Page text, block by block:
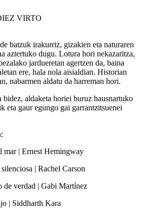
VIRTO
batzuk irakurriz, gizakien eta naturaren
aztertuko dugu. Lotura hori nekazaritza,
jardueretan agertzen da, baina
ere, hala nola aisialdian. Historian
nabarmen aldatu da harreman hori.
bidez, aldaketa horiei buruz hausnartuko
eta gaur egungo gai garrantzitsuenei
mar| Ernest Hemingway
| Rachel Carson
de verdad | Gabi Martínez
| Siddharth Kara